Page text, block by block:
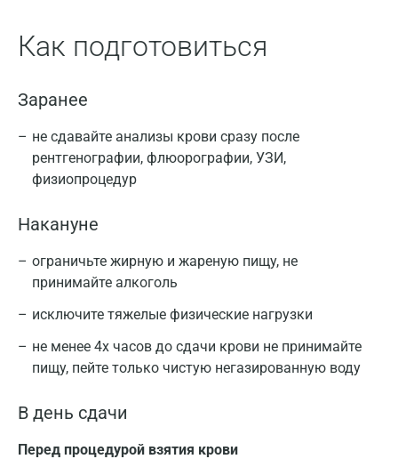
Как подготовиться
Заранее
не сдавайте анализы крови сразу после
рентгенографии, флюорографии, УЗИ,
физиопроцедур
Накануне
ограничьте жирную и жареную пищу, не
принимайте алкоголь
исключите тяжелые физические нагрузки
не менее 4х часов до сдачи крови не принимайте
пищу, пейте только чистую негазированную воду
В день сдачи
Перед процедурой взятия крови